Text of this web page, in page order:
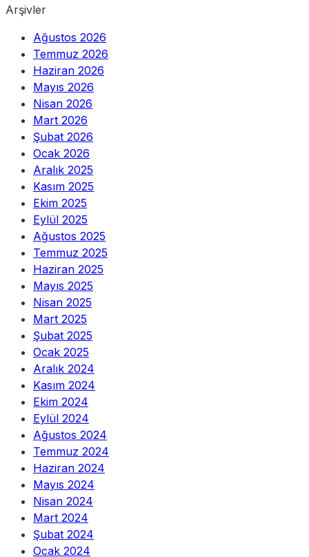
Arşivler
Ağustos 2026
Temmuz 2026
Haziran 2026
Mayıs 2026
Nisan 2026
Mart 2026
Şubat 2026
Ocak 2026
Aralık 2025
Kasım 2025
Ekim 2025
Eylül 2025
Ağustos 2025
Temmuz 2025
Haziran 2025
Mayıs 2025
Nisan 2025
Mart 2025
Şubat 2025
Ocak 2025
Aralık 2024
Kasım 2024
Ekim 2024
Eylül 2024
Ağustos 2024
Temmuz 2024
Haziran 2024
Mayıs 2024
Nisan 2024
Mart 2024
Şubat 2024
Ocak 2024